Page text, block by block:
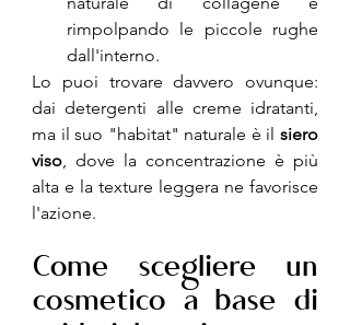
rimpolpando le piccole rughe
dall'interno.
Lo puoi trovare davvero ovunque:
dai detergenti alle creme idratanti,
ma il suo "habitat" naturale è il siero
viso, dove la concentrazione è più
alta e la texture leggera ne favorisce
l'azione.
Come scegliere un
cosmetico a base di